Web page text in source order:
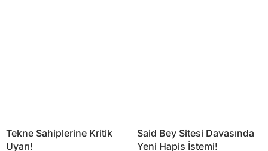
Tekne Sahiplerine Kritik
Uyarı!
Said Bey Sitesi Davasında
Yeni Hapis İstemi!